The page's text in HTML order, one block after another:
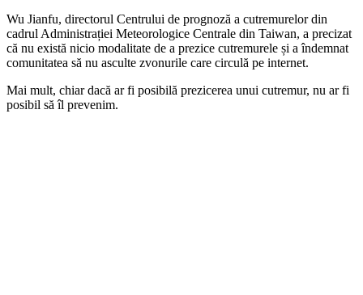
Wu Jianfu, directorul Centrului de prognoză a cutremurelor din
cadrul Administrației Meteorologice Centrale din Taiwan, a precizat
că nu există nicio modalitate de a prezice cutremurele și a îndemnat
comunitatea să nu asculte zvonurile care circulă pe internet.
Mai mult, chiar dacă ar fi posibilă prezicerea unui cutremur, nu ar fi
posibil să îl prevenim.